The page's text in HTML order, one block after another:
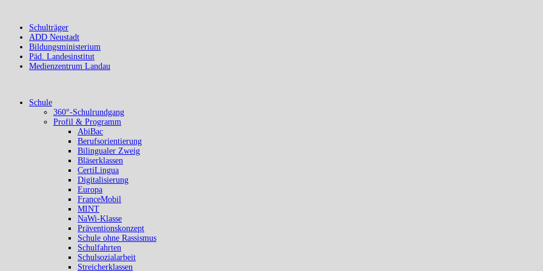
Schulträger
ADD Neustadt
Bildungsministerium
Päd. Landesinstitut
Medienzentrum Landau
Schule
360°-Schulrundgang
Profil & Programm
AbiBac
Berufsorientierung
Bilingualer Zweig
Bläserklassen
CertiLingua
Digitalisierung
Europa
FranceMobil
MINT
NaWi-Klasse
Präventionskonzept
Schule ohne Rassismus
Schulfahrten
Schulsozialarbeit
Streicherklassen